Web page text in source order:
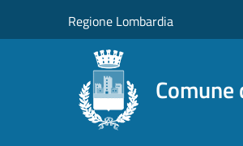
Regione Lombardia